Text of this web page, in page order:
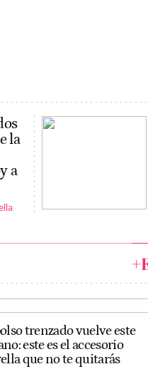
la
a
trenzado vuelve este
este es el accesorio
que no te quitarás